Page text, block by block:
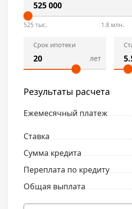
525 тыс. 1.8 млн.
Срок ипотеки
лет
Результаты расчета
Ежемесячный платеж
Ставка
Сумма кредита
Переплата по кредиту
Общая выплата